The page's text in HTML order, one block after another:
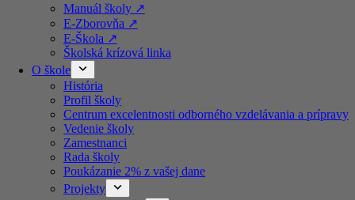
Manuál školy ↗️
E-Zborovňa ↗️
E-Škola ↗️
Školská krízová linka
O škole
História
Profil školy
Centrum excelentnosti odborného vzdelávania a prípravy
Vedenie školy
Zamestnanci
Rada školy
Poukázanie 2% z vašej dane
Projekty